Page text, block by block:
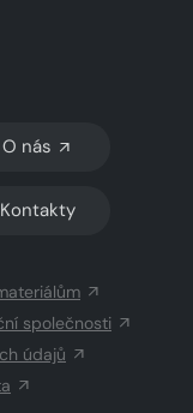
TMAVÝ REŽIM
O nás
Kontakty
společnosti
údajů